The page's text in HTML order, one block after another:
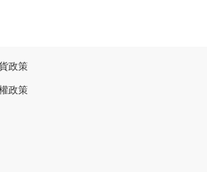
政策
政策